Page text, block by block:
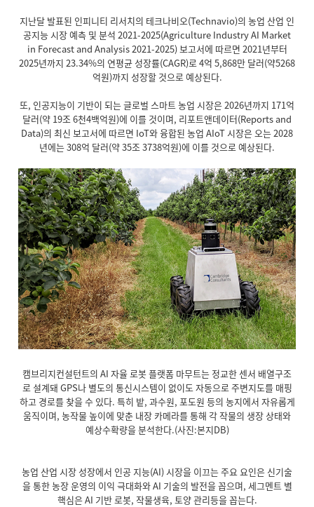
지난달 발표된 인피니티 리서치의 테크나비오(Technavio)의 농업 산업 인
공지능 시장 예측 및 분석 2021-2025(Agriculture Industry AI Market
in Forecast and Analysis 2021-2025) 보고서에 따르면 2021년부터
2025년까지 23.34%의 연평균 성장률(CAGR)로 4억 5,868만 달러(약5268
억원)까지 성장할 것으로 예상된다.
또, 인공지능이 기반이 되는 글로벌 스마트 농업 시장은 2026년까지 171억
달러(약 19조 6천4백억원)에 이를 것이며, 리포트앤데이터(Reports and
Data)의 최신 보고서에 따르면 IoT와 융합된 농업 AIoT 시장은 오는 2028
년에는 308억 달러(약 35조 3738억원)에 이를 것으로 예상된다.
캠브리지컨설턴트의 AI 자율 로봇 플랫폼 마무트는 정교한 센서 배열구조
로 설계돼 GPS나 별도의 통신시스템이 없이도 자동으로 주변지도를 매핑
하고 경로를 찾을 수 있다. 특히 밭, 과수원, 포도원 등의 농지에서 자유롭게
움직이며, 농작물 높이에 맞춘 내장 카메라를 통해 각 작물의 생장 상태와
예상수확량을 분석한다.(사진:본지DB)
농업 산업 시장 성장에서 인공 지능(AI) 시장을 이끄는 주요 요인은 신기술
을 통한 농장 운영의 이익 극대화와 AI 기술의 발전을 꼽으며, 세그멘트 별
핵심은 AI 기반 로봇, 작물생육, 토양 관리등을 꼽는다.